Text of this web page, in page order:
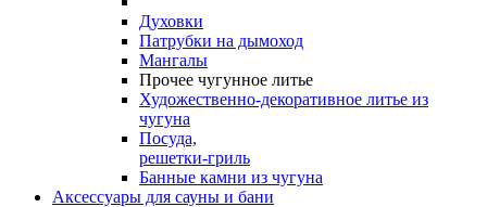
Духовки
Патрубки на дымоход
Мангалы
Прочее чугунное литье
Художественно-декоративное литье из
чугуна
Посуда,
решетки-гриль
Банные камни из чугуна
Аксессуары для сауны и бани